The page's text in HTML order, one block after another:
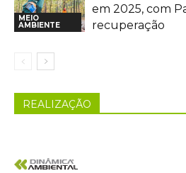
MEIO
AMBIENTE
em 2025, com
recuperação
REALIZAÇÃO